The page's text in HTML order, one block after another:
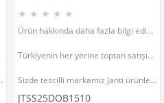
★ ★ ★ ★ ★
Ürün hakkında daha fazla bilgi edinmek için ürün fotoğrafının sol altında bulunan ürün açıklama bölümünü inceleyiniz.
Türkiyenin her yerine toptan satışımız vardır.
Sizde tescilli markamız Janti ürünlerinin satıcısı veya satış temsilcisi olmak isterseniz bizimle iletişime geçebilirsiniz.
JTSS25DOB1510